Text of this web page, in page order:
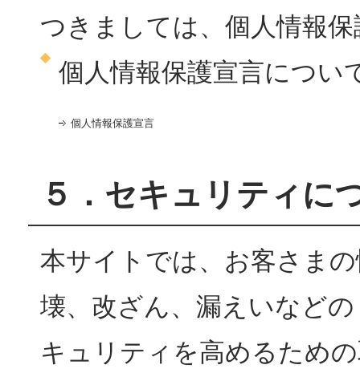
つきましては、個人情報
個人情報保護宣言につい
個人情報保護宣言
５．セキュリティに
本サイトでは、お客さま
壊、改ざん、漏えいなど
キュリティを高めるため